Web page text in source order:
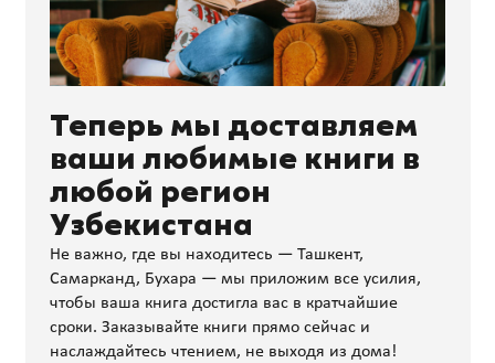
Теперь мы доставляем
ваши любимые книги в
любой регион
Узбекистана
Не важно, где вы находитесь — Ташкент,
Самарканд, Бухара — мы приложим все усилия,
чтобы ваша книга достигла вас в кратчайшие
сроки. Заказывайте книги прямо сейчас и
наслаждайтесь чтением, не выходя из дома!